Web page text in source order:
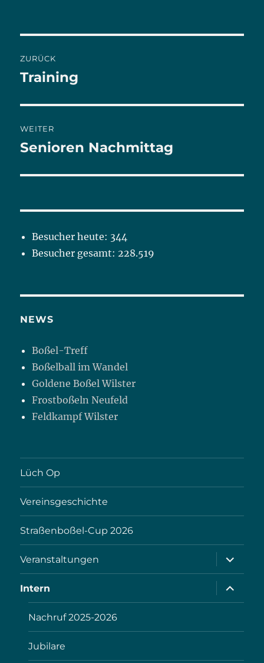
Navigation
ZURÜCK
Vorheriger
Training
WEITER
Nächster
Senioren Nachmittag
Besucher heute: 344
Besucher gesamt:228.519
NEWS
Boßel-Treff
Boßelball im Wandel
Goldene Boßel Wilster
Frostboßeln Neufeld
Feldkampf Wilster
Lüch Op
Vereinsgeschichte
Straßenboßel-Cup 2026
Veranstaltungen
öffnen
Intern
öffnen
Nachruf 2025-2026
Jubilare